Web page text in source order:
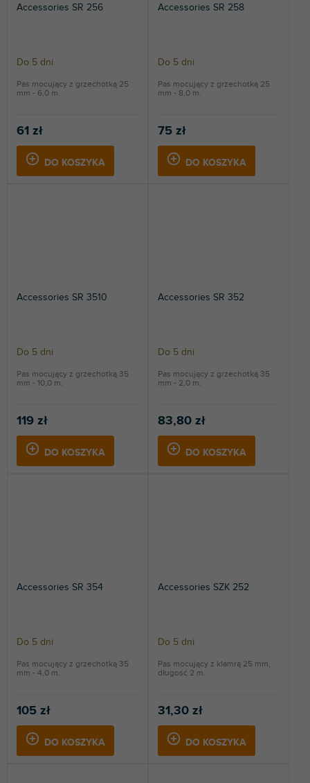
Accessories SR 256
Do 5 dni
61 zł
DO KOSZYKA
Pas mocujący z grzechotką 25
mm - 6,0 m.
Accessories SR 258
Do 5 dni
75 zł
DO KOSZYKA
Pas mocujący z grzechotką 25
mm - 8,0 m.
Accessories SR 3510
Do 5 dni
119 zł
DO KOSZYKA
Pas mocujący z grzechotką 35
mm - 10,0 m.
Accessories SR 352
Do 5 dni
83,80 zł
DO KOSZYKA
Pas mocujący z grzechotką 35
mm - 2,0 m.
Accessories SR 354
Do 5 dni
105 zł
DO KOSZYKA
Pas mocujący z grzechotką 35
mm - 4,0 m.
Accessories SZK 252
Do 5 dni
31,30 zł
DO KOSZYKA
Pas mocujący z klamrą 25 mm,
długość 2 m.